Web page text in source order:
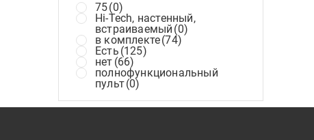
75(0)
Hi-Tech, настенный,
встраиваемый (0)
в комплекте(74)
Есть (125)
нет (66)
полнофункциональный
пульт(0)